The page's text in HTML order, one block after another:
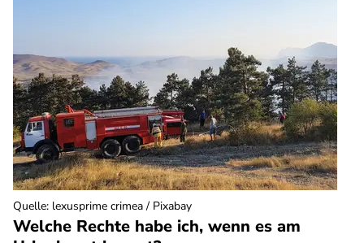
Welche Rechte habe ich, wenn es am
Quelle: lexusprime crimea / Pixabay